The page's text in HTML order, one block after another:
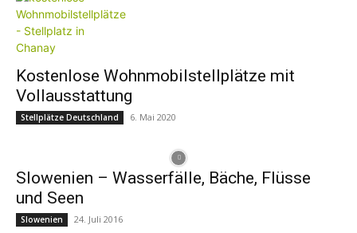
Kostenlose Wohnmobilstellplätze mit
Vollausstattung
Stellplätze Deutschland 6. Mai 2020
Slowenien – Wasserfälle, Bäche, Flüsse
und Seen
Slowenien 24. Juli 2016